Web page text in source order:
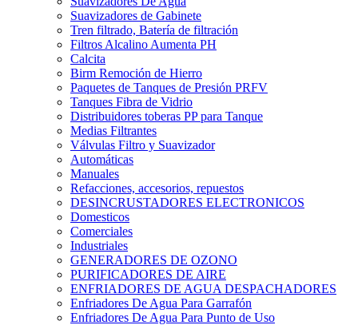
Suavizadores de Gabinete
Tren filtrado, Batería de filtración
Filtros Alcalino Aumenta PH
Calcita
Birm Remoción de Hierro
Paquetes de Tanques de Presión PRFV
Tanques Fibra de Vidrio
Distribuidores toberas PP para Tanque
Medias Filtrantes
Válvulas Filtro y Suavizador
Automáticas
Manuales
Refacciones, accesorios, repuestos
DESINCRUSTADORES ELECTRONICOS
Domesticos
Comerciales
Industriales
GENERADORES DE OZONO
PURIFICADORES DE AIRE
ENFRIADORES DE AGUA DESPACHADORES
Enfriadores De Agua Para Garrafón
Enfriadores De Agua Para Punto de Uso